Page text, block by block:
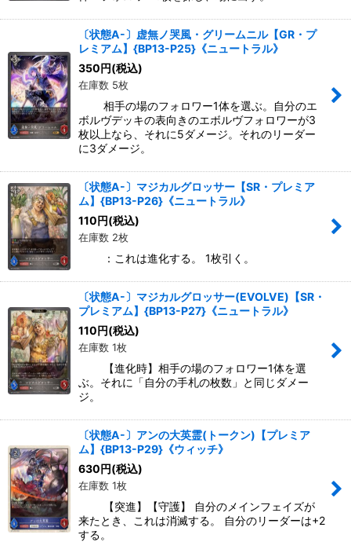
〔状態A-〕虚無ノ哭風・グリームニル【GR・プ
レミアム】{BP13-P25}《ニュートラル》
350円(税込)
在庫数 5枚
相手の場のフォロワー1体を選ぶ。自分のエ
ボルヴデッキの表向きのエボルヴフォロワーが3
枚以上なら、それに5ダメージ。それのリーダー
に3ダメージ。
〔状態A-〕マジカルグロッサー【SR・プレミア
ム】{BP13-P26}《ニュートラル》
110円(税込)
在庫数 2枚
：これは進化する。 1枚引く。
〔状態A-〕マジカルグロッサー(EVOLVE)【SR・
プレミアム】{BP13-P27}《ニュートラル》
110円(税込)
在庫数 1枚
【進化時】相手の場のフォロワー1体を選
ぶ。それに「自分の手札の枚数」と同じダメー
ジ。
〔状態A-〕アンの大英霊(トークン)【プレミア
ム】{BP13-P29}《ウィッチ》
630円(税込)
在庫数 1枚
【突進】【守護】 自分のメインフェイズが
来たとき、これは消滅する。 自分のリーダーは+2
する。